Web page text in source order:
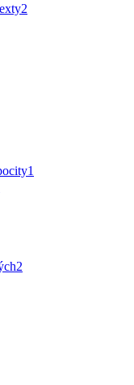
2
1
2